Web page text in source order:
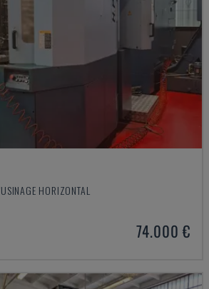
HORIZONTAL
74.000 €